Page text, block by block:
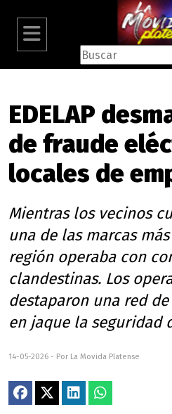
EDELAP
de fraude
locales de
Mientras los vecinos
una de las marcas
región operaba con
clandestinas. Los
destaparon una red
en jaque la seguridad
14-05-2026 - Por La Movida Platense